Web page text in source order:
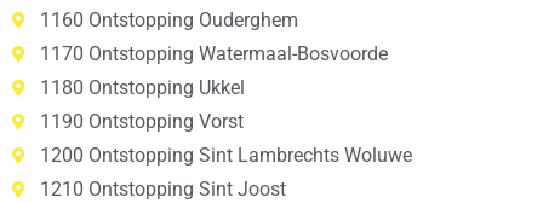
1160 Ontstopping Ouderghem
1170 Ontstopping Watermaal-Bosvoorde
1180 Ontstopping Ukkel
1190 Ontstopping Vorst
1200 Ontstopping Sint Lambrechts Woluwe
1210 Ontstopping Sint Joost